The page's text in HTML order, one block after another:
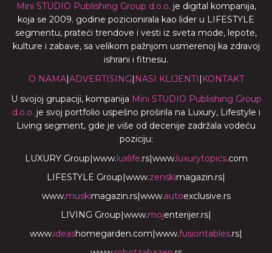
Mini STUDIO Publishing Group d.o.o. je digital kompanija,
koja se 2009. godine pozicionirala kao lider u LIFESTYLE
segmentu, prateći trendove i vesti iz sveta mode, lepote,
kulture i zabave, sa velikom pažnjom usmerenoj ka zdravoj
ishrani i fitnesu.
O NAMA| ADVERTISING NASI KLIJENTI
KONTAKT
U svojoj grupaciji, kompanija Mini STUDIO Publishing Group
d.o.o. je svoj portfolio uspešno proširila na Luxury, Lifestyle i
Living segment, gde je više od decenije zadržala vodeću
poziciju:
LUXURY Group www. luxlife.rs| www. luxurytopics.com
LIFESTYLE Group www.zenskimagazin.rs
www.muskimagazin.rs| www.autoexclusive.rs
LIVING Group www.mojenterijer.rs
www.ideashomegarden.com www.fusiontables.rs